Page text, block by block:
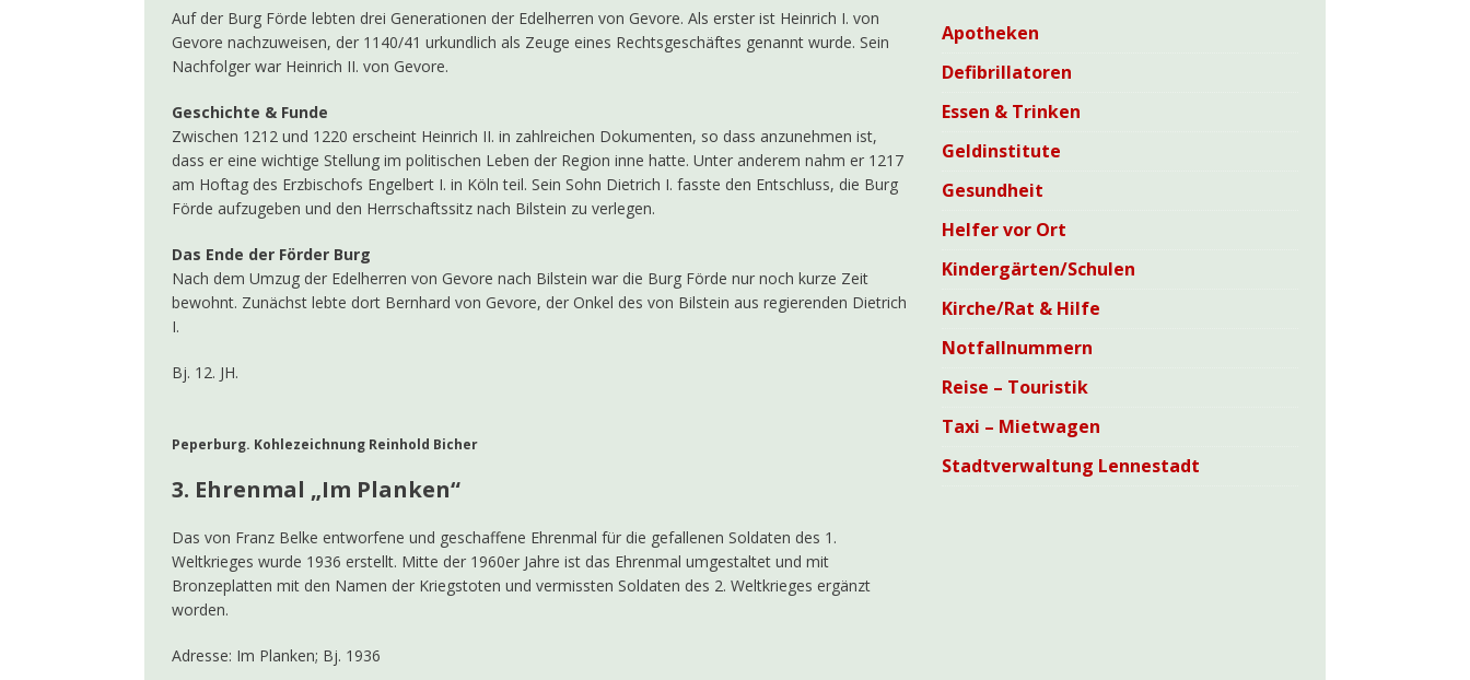
Auf der Burg Förde lebten drei Generationen der Edelherren von Gevore. Als erster ist Heinrich I. von
Gevore nachzuweisen, der 1140/41 urkundlich als Zeuge eines Rechtsgeschäftes genannt wurde. Sein
Nachfolger war Heinrich II. von Gevore.
Geschichte & Funde
Zwischen 1212 und 1220 erscheint Heinrich II. in zahlreichen Dokumenten, so dass anzunehmen ist,
dass er eine wichtige Stellung im politischen Leben der Region inne hatte. Unter anderem nahm er 1217
am Hoftag des Erzbischofs Engelbert I. in Köln teil. Sein Sohn Dietrich I. fasste den Entschluss, die Burg
Förde aufzugeben und den Herrschaftssitz nach Bilstein zu verlegen.
Das Ende der Förder Burg
Nach dem Umzug der Edelherren von Gevore nach Bilstein war die Burg Förde nur noch kurze Zeit
bewohnt. Zunächst lebte dort Bernhard von Gevore, der Onkel des von Bilstein aus regierenden Dietrich
I.
Bj. 12. JH.
Peperburg. Kohlezeichnung Reinhold Bicher
3. Ehrenmal „Im Planken“
Das von Franz Belke entworfene und geschaffene Ehrenmal für die gefallenen Soldaten des 1.
Weltkrieges wurde 1936 erstellt. Mitte der 1960er Jahre ist das Ehrenmal umgestaltet und mit
Bronzeplatten mit den Namen der Kriegstoten und vermissten Soldaten des 2. Weltkrieges ergänzt
worden.
Adresse: Im Planken; Bj. 1936
Apotheken
Defibrillatoren
Essen & Trinken
Geldinstitute
Gesundheit
Helfer vor Ort
Kindergärten/Schulen
Kirche/Rat & Hilfe
Notfallnummern
Reise – Touristik
Taxi – Mietwagen
Stadtverwaltung Lennestadt